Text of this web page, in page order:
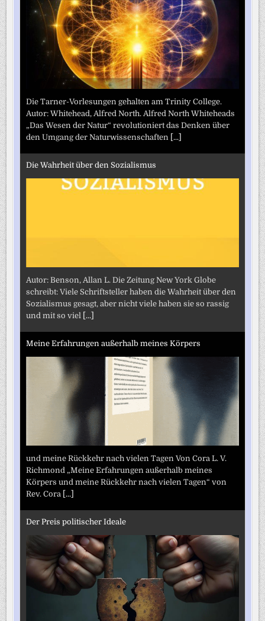
Die Tarner-Vorlesungen gehalten am Trinity College.
Autor: Whitehead, Alfred North. Alfred North Whiteheads
„Das Wesen der Natur“ revolutioniert das Denken über
den Umgang der Naturwissenschaften [...]
Die Wahrheit über den Sozialismus
Autor: Benson, Allan L. Die Zeitung New York Globe
schreibt: Viele Schriftsteller haben die Wahrheit über den
Sozialismus gesagt, aber nicht viele haben sie so rassig
und mit so viel [...]
Meine Erfahrungen außerhalb meines Körpers
und meine Rückkehr nach vielen Tagen Von Cora L. V.
Richmond „Meine Erfahrungen außerhalb meines
Körpers und meine Rückkehr nach vielen Tagen“ von
Rev. Cora [...]
Der Preis politischer Ideale